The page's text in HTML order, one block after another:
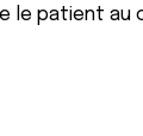
le patient